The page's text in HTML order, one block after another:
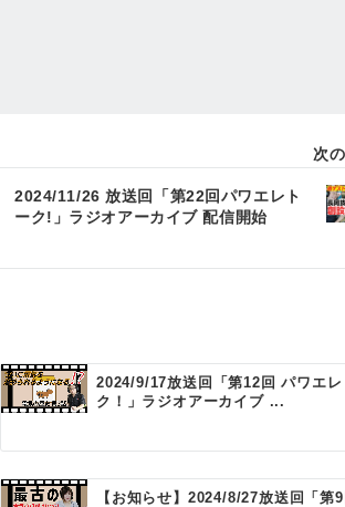
次
2024/11/26 放送回「第22回パワエレト
ーク!」ラジオアーカイブ 配信開始
2024/9/17放送回「第12回 パワエレ
ク！」ラジオアーカイブ ...
【お知らせ】2024/8/27放送回「第